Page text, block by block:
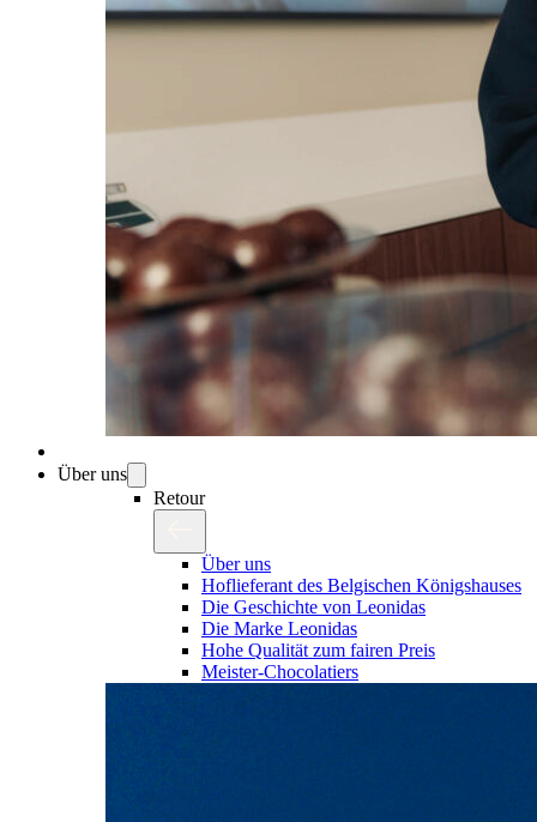
Über uns
Retour
Über uns
Hoflieferant des Belgischen Königshauses
Die Geschichte von Leonidas
Die Marke Leonidas
Hohe Qualität zum fairen Preis
Meister-Chocolatiers